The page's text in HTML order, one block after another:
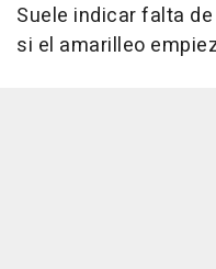
Suele indicar falta de
si el amarilleo